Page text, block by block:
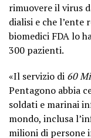
rimuovere il virus
dialisi e che
biomedici FDA lo
300 pazienti.
«Il servizio di 60
Pentagono abbia
soldati e marinai
mondo, inclusa
milioni di persone